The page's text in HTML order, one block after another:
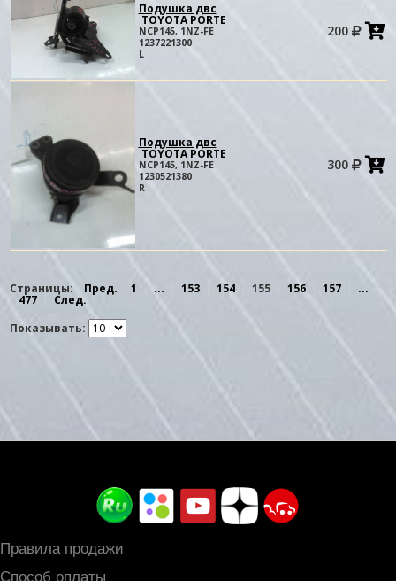
Подушка двс
TOYOTA PORTE
NCP145, 1NZ-FE
1237221300
L
200
Подушка двс
TOYOTA PORTE
NCP145, 1NZ-FE
1230521380
R
300
Страницы: Пред. 1 ... 153 154 155 156 157 ...
477
След.
Показывать:
Правила продажи
Способ оплаты